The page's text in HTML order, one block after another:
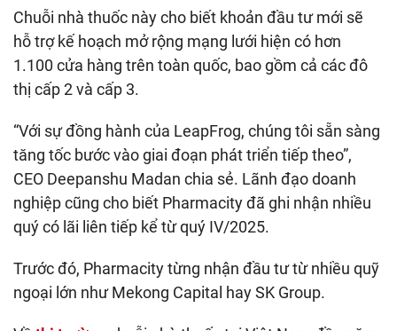
hỗ trợ kế hoạch mở rộng mạng lưới hiện có hơn
1.100 cửa hàng trên toàn quốc, bao gồm cả các đô
tăng tốc bước vào giai đoạn phát triển tiếp theo”,
CEO Deepanshu Madan chia sẻ. Lãnh đạo doanh
nghiệp cũng cho biết Pharmacity đã ghi nhận nhiều